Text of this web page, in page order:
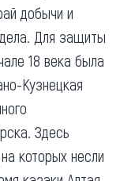
добычи и
Для защиты
18 века была
Кузнецкая
Здесь
которых несли